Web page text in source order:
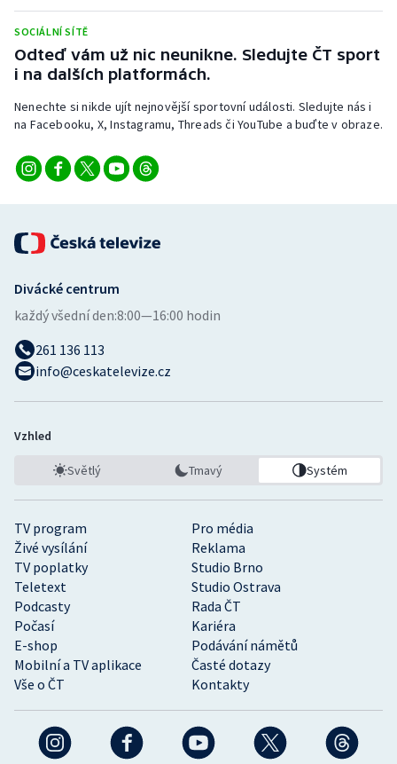
Triatlon
Veslování
Vodní slalom
Volejbal
SOCIÁLNÍ SÍTĚ
Odteď vám už nic neunikne. Sledujte ČT sport
i na dalších platformách.
Nenechte si nikde ujít nejnovější sportovní události. Sledujte nás i
na Facebooku, X, Instagramu, Threads či YouTube a buďte v obraze.
TV program
Pro média
Živé vysílání
Reklama
TV poplatky
Studio Brno
Teletext
Studio Ostrava
Podcasty
Rada ČT
Počasí
Kariéra
E-shop
Podávání námětů
Mobilní a TV aplikace
Časté dotazy
Vše o ČT
Kontakty
Divácké centrum
každý všední den:8:00—16:00 hodin
261 136 113
info@ceskatelevize.cz
Vzhled
Světlý Tmavý Systém